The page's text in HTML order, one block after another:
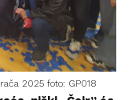
2025 foto: GP018